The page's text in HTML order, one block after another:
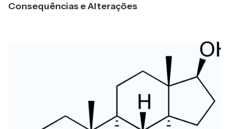
Consequências e Alterações